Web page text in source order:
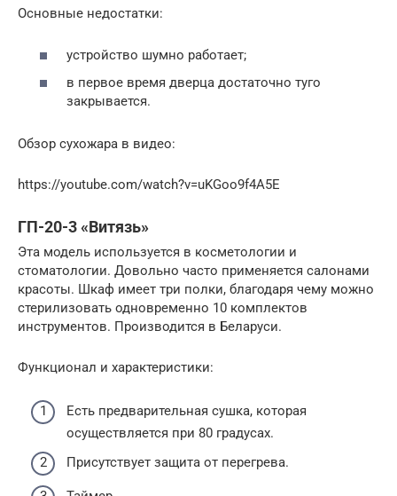
Основные недостатки:
устройство шумно работает;
в первое время дверца достаточно туго
закрывается.
Обзор сухожара в видео:
https://youtube.com/watch?v=uKGoo9f4A5E
ГП-20-3 «Витязь»
Эта модель используется в косметологии и
стоматологии. Довольно часто применяется салонами
красоты. Шкаф имеет три полки, благодаря чему можно
стерилизовать одновременно 10 комплектов
инструментов. Производится в Беларуси.
Функционал и характеристики:
Есть предварительная сушка, которая
осуществляется при 80 градусах.
Присутствует защита от перегрева.